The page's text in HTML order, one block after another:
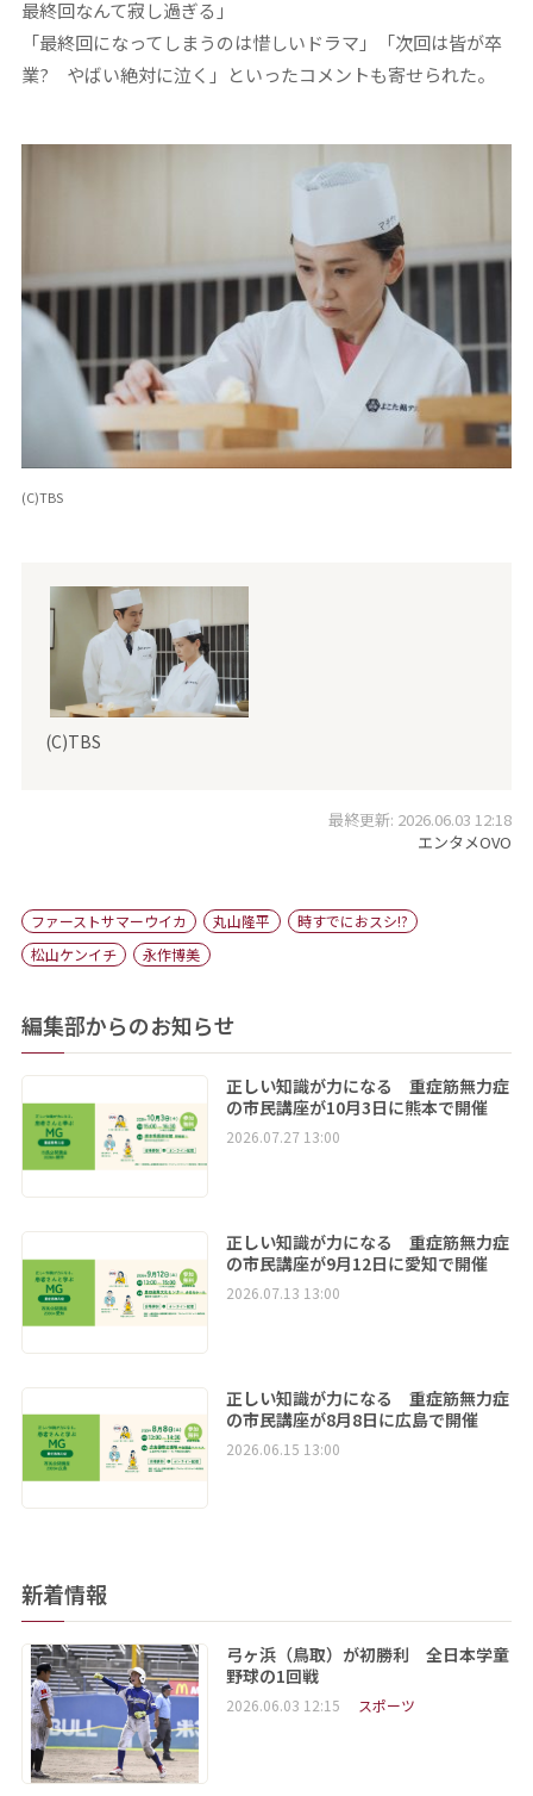
最終回なんて寂し過ぎる」
「最終回になってしまうのは惜しいドラマ」「次回は皆が卒
業? やばい絶対に泣く」といったコメントも寄せられた。
(C)TBS
(C)TBS
最終更新: 2026.06.03 12:18
エンタメOVO
ファーストサマーウイカ 丸山隆平
時すでにおスシ!?
松山ケンイチ
永作博美
編集部からのお知らせ
正しい知識が力になる 重症筋無力症
の市民講座が10月3日に熊本で開催
2026.07.27 13:00
正しい知識が力になる 重症筋無力症
の市民講座が9月12日に愛知で開催
2026.07.13 13:00
正しい知識が力になる 重症筋無力症
の市民講座が8月8日に広島で開催
2026.06.15 13:00
新着情報
弓ヶ浜（鳥取）が初勝利 全日本学童
野球の1回戦
2026.06.03 12:15 スポーツ